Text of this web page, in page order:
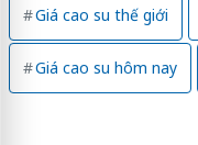
Giá cao su thế giới
Giá cao su hôm nay